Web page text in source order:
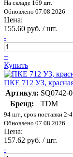
На складе 169 шт.
Обновлено 07.08.2026
Цена:
155.60 руб. / шт.
-
+
Купить
ПКЕ 712 У3,
Артикул: SQ0742-
Бренд:
TDM
94 шт., срок поставки 2-
Обновлено 07.08.2026
Цена:
157.62 руб. / шт.
-